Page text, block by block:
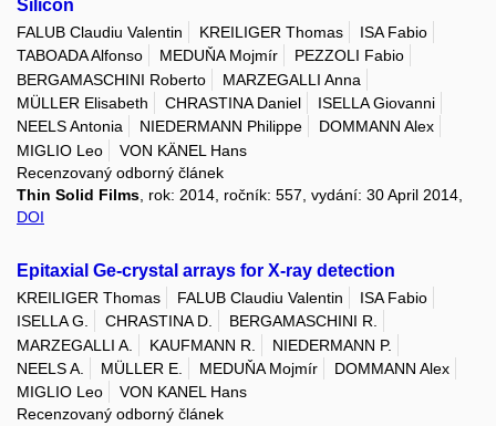
Silicon
FALUB Claudiu Valentin KREILIGER Thomas
ISA Fabio
TABOADA Alfonso
MEDUŇA Mojmír
PEZZOLI Fabio
BERGAMASCHINI Roberto
MARZEGALLI Anna
MÜLLER Elisabeth
CHRASTINA Daniel
ISELLA Giovanni
NEELS Antonia
NIEDERMANN Philippe
DOMMANN Alex
MIGLIO Leo
VON KÄNEL Hans
Recenzovaný odborný článek
Thin Solid Films , rok: 2014, ročník: 557, vydání: 30 April 2014,
DOI
Epitaxial Ge-crystal arrays for X-ray detection
KREILIGER Thomas FALUB Claudiu Valentin
ISA Fabio
ISELLA G.
CHRASTINA D.
BERGAMASCHINI R.
MARZEGALLI A.
KAUFMANN R.
NIEDERMANN P.
NEELS A.
MÜLLER E. MEDUŇA Mojmír
DOMMANN Alex
MIGLIO Leo
VON KANEL Hans
Recenzovaný odborný článek